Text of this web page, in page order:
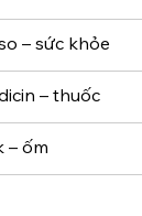
– sức khỏe
– thuốc
– ốm